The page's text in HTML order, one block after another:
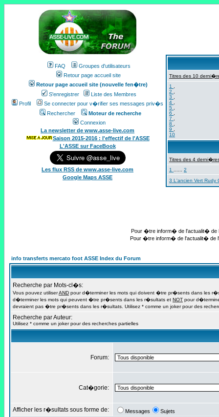
FAQ
Groupes d'utilisateurs
Retour page accueil site
Retour page accueil site (nouvelle fen�tre)
S'enregistrer
Liste des Membres
Profil
Se connecter pour v�rifier ses messages priv�s
Rechercher
Moteur de recherche
Connexion
La newsletter de www.asse-live.com
Saison 2015-2016 : l'effectif de l'ASSE
L'ASSE sur FaceBook
Les flux RSS de www.asse-live.com
Google Maps ASSE
Titres des 10
1
2
3
4
5
6
7
8
9
10
Titres des 4
1
2
3 L'ancien Vert
Pour �tre inform� de l'actualit� de
Pour �tre inform� de l'actualit� de
info transferts mercato foot ASSE Index du Forum
Recherche par Mots-cl�s:
Vous pouvez utiliserAND pour d�terminer les mots qui doivent �tre pr�sents dans les
d�terminer les mots qui peuvent �tre pr�sents dans les r�sultats et NOT pour
devraient pas �tre pr�sents dans les r�sultats. Utilisez * comme un joker pour des
Recherche par Auteur:
Utilisez * comme un joker pour des recherches partielles
Forum:
Cat�gorie:
Afficher les r�sultats sous forme de: Messages Sujets